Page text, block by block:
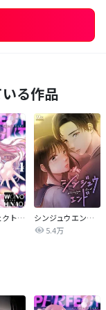
る作品
パーフェクトグリッター
シンジュウエンド【タテヨミ】
5.4万